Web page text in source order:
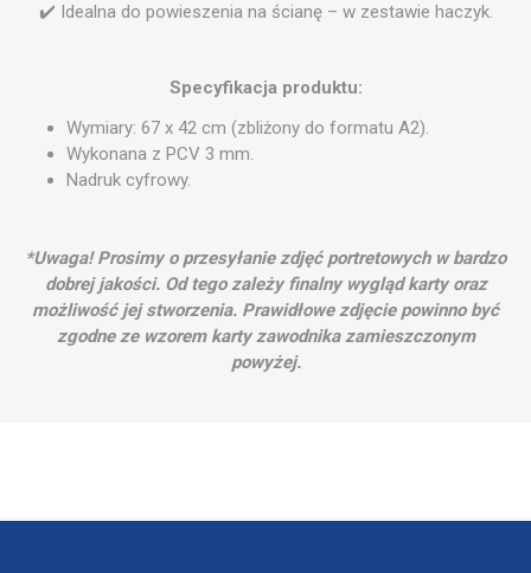
✔️ Idealna do powieszenia na ścianę – w zestawie haczyk.
Specyfikacja produktu:
Wymiary: 67 x 42 cm (zbliżony do formatu A2).
Wykonana z PCV 3 mm.
Nadruk cyfrowy.
*Uwaga! Prosimy o przesyłanie zdjęć portretowych w bardzo
dobrej jakości. Od tego zależy finalny wygląd karty oraz
możliwość jej stworzenia. Prawidłowe zdjęcie powinno być
zgodne ze wzorem karty zawodnika zamieszczonym
powyżej.